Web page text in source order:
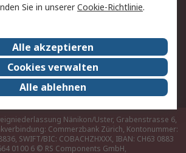
Nachhaltigkeit
ZertifikatePresse-Center
Nänikon/Uster, Grabenstrasse 6,
Commerzbank Zürich, Kontonummer:
SWIFT/BIC: COBACHZHXXX, IBAN: CH63 0883
0100 6 © RS Components GmbH,
Sie in unsererCookie-Richtlinie.
Alle akzeptieren
Cookies verwalten
Alle ablehnen